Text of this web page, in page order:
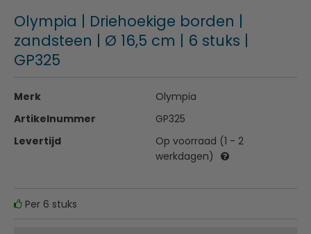
Olympia | Driehoekige borden |
zandsteen | Ø 16,5 cm | 6 stuks |
GP325
Merk
Olympia
Artikelnummer
GP325
Levertijd
Op voorraad (1 - 2
werkdagen)
Per 6 stuks